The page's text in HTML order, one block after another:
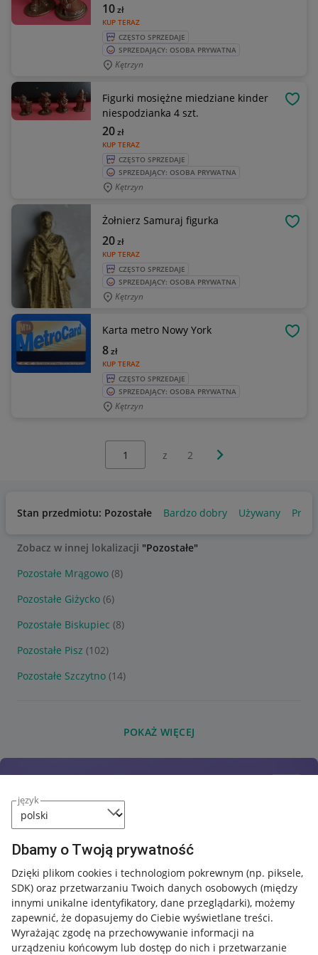
język
Dbamy o Twoją prywatność
Dzięki plikom cookies i technologiom pokrewnym (np. piksele,
SDK) oraz przetwarzaniu Twoich danych osobowych (między
innymi unikalne identyfikatory, dane przeglądarki), możemy
zapewnić, że dopasujemy do Ciebie wyświetlane treści.
Wyrażając zgodę na przechowywanie informacji na
urządzeniu końcowym lub dostęp do nich i przetwarzanie
KUP TERAZ
10zł
CZĘSTO SPRZEDAJE
SPRZEDAJĄCY: OSOBA PRYWATNA
Kętrzyn
Figurki mosiężne miedziane kinder
niespodzianka 4 szt.
KUP TERAZ
20zł
CZĘSTO SPRZEDAJE
SPRZEDAJĄCY: OSOBA PRYWATNA
Kętrzyn
Żołnierz Samuraj figurka
KUP TERAZ
20zł
CZĘSTO SPRZEDAJE
SPRZEDAJĄCY: OSOBA PRYWATNA
Kętrzyn
Karta metro Nowy York
KUP TERAZ
8zł
CZĘSTO SPRZEDAJE
SPRZEDAJĄCY: OSOBA PRYWATNA
Kętrzyn
z 2 Następna strona
Stan przedmiotu: Pozostałe Bardzo dobry Używany
Zobacz w innej lokalizacji "Pozostałe"
Pozostałe Mrągowo (8)
Pozostałe Giżycko (6)
Pozostałe Biskupiec (8)
Pozostałe Pisz (102)
Pozostałe Szczytno (14)
POKAŻ WIĘCEJ